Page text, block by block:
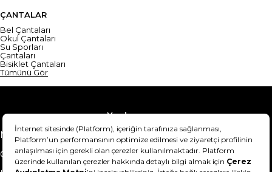
ÇANTALAR
Bel Çantaları
Okul Çantaları
Su Sporları
Çantaları
Bisiklet Çantaları
Tümünü Gör
Yardım
Mesafeli Satış Sözleşmesi
Teslimat Bilgisi
Gizlilik Sözleşmesi
Şartlar & Koşullar